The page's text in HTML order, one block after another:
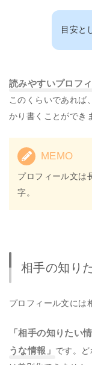
目安と
読みやすいプロフ
このくらいであれば
かり書くことができ
MEMO
プロフィール文は
字。
相手の知り
プロフィール文には
「相手の知りたい
うな情報」 です。